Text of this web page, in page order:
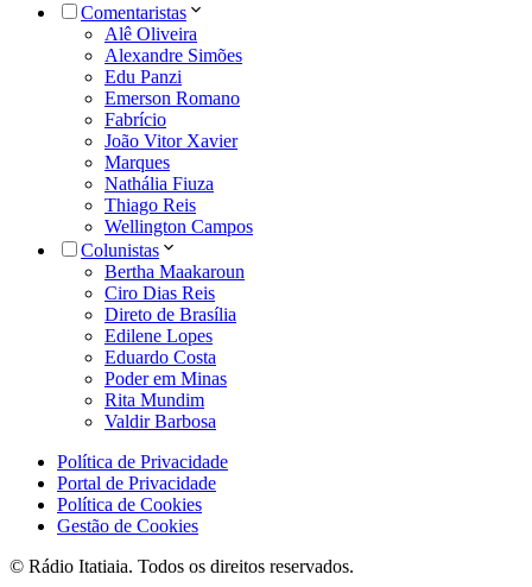
Comentaristas
Alê Oliveira
Alexandre Simões
Edu Panzi
Emerson Romano
Fabrício
João Vitor Xavier
Marques
Nathália Fiuza
Thiago Reis
Wellington Campos
Colunistas
Bertha Maakaroun
Ciro Dias Reis
Direto de Brasília
Edilene Lopes
Eduardo Costa
Poder em Minas
Rita Mundim
Valdir Barbosa
Política de Privacidade
Portal de Privacidade
Política de Cookies
Gestão de Cookies
© Rádio Itatiaia. Todos os direitos reservados.